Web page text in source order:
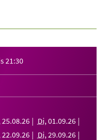
21:30
25.08.26 Di, 01 .09.26
22.09.26 Di, 29.09.26